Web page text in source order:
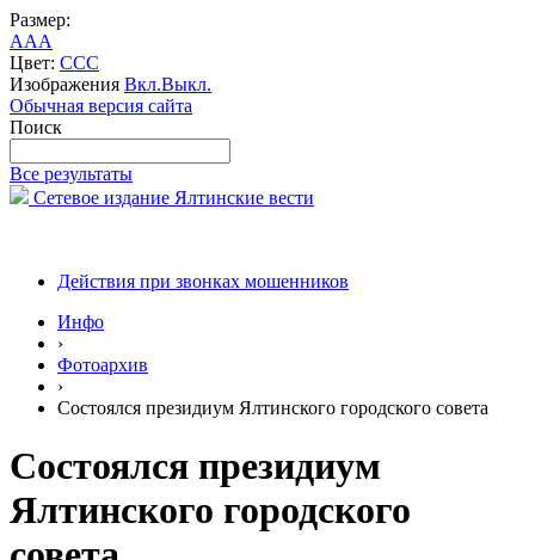
Размер:
AAA
Цвет: CCC
Изображения Вкл.Выкл.
Обычная версия сайта
Поиск
Все результаты
Сетевое издание Ялтинские вести
Действия при звонках мошенников
Инфо
›
Фотоархив
›
Состоялся президиум Ялтинского городского совета
Состоялся президиум
Ялтинского городского